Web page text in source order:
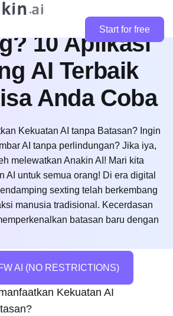
Start for free
Teman
10 Aplikasi
AI Terbaik
Anda Coba
Kekuatan AI tanpa Batasan? Ingin
AI tanpa perlindungan? Jika iya,
melewatkan Anakin AI! Mari kita
AI untuk semua orang! Di era digital
sexting telah berkembang
manusia tradisional. Kecerdasan
batasan baru dengan
AI (NO RESTRICTIONS)
Kekuatan AI